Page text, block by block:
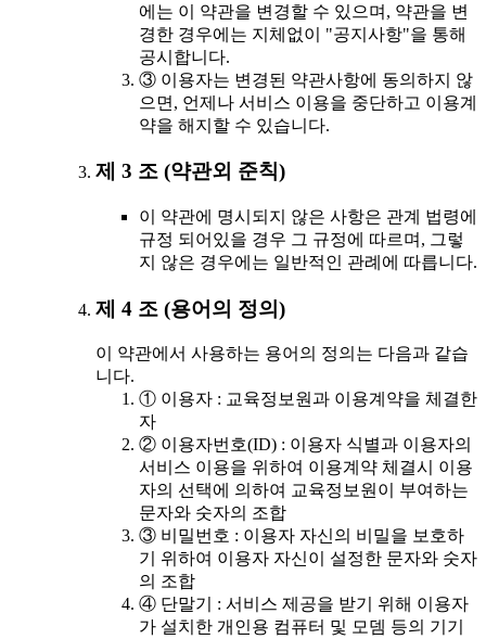
에는 이 약관을 변경할 수 있으며, 약관을 변
경한 경우에는 지체없이 "공지사항"을 통해
공시합니다.
③ 이용자는 변경된 약관사항에 동의하지 않
으면, 언제나 서비스 이용을 중단하고 이용계
약을 해지할 수 있습니다.
제 3 조 (약관외 준칙)
이 약관에 명시되지 않은 사항은 관계 법령에
규정 되어있을 경우 그 규정에 따르며, 그렇
지 않은 경우에는 일반적인 관례에 따릅니다.
제 4 조 (용어의 정의)
이 약관에서 사용하는 용어의 정의는 다음과 같습
니다.
① 이용자 : 교육정보원과 이용계약을 체결한
자
② 이용자번호(ID) : 이용자 식별과 이용자의
서비스 이용을 위하여 이용계약 체결시 이용
자의 선택에 의하여 교육정보원이 부여하는
문자와 숫자의 조합
③ 비밀번호 : 이용자 자신의 비밀을 보호하
기 위하여 이용자 자신이 설정한 문자와 숫자
의 조합
④ 단말기 : 서비스 제공을 받기 위해 이용자
가 설치한 개인용 컴퓨터 및 모뎀 등의 기기